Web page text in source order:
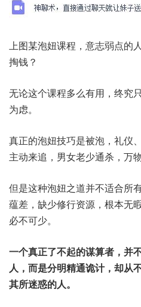
上图某泡妞课程，意志弱点的
掏钱？
无论这个课程多么有用，终究
为虑。
真正的泡妞技巧是被泡，礼仪
主动来追，男女老少通杀，万
但是这种泡妞之道并不适合所
蕴差，缺少修行资源，根本无
必不可少。
一个真正了不起的谋算者，并
人，而是分明精通诡计，却从
其所迷惑的人。